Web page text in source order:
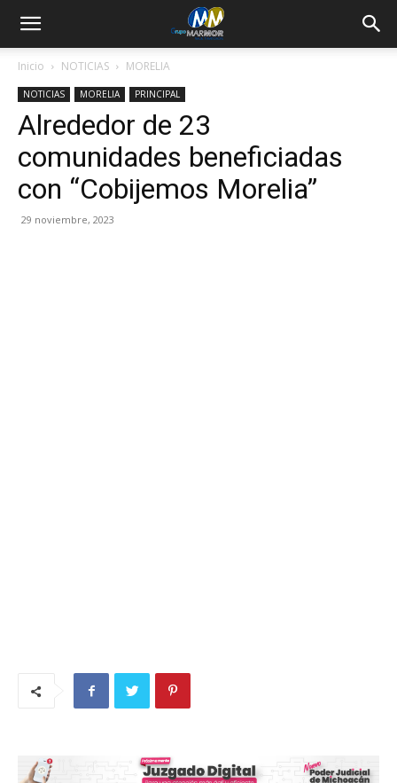
Inicio NOTICIAS MORELIA
NOTICIAS MORELIA PRINCIPAL
Alrededor de 23
comunidades beneficiadas
con “Cobijemos Morelia”
29 noviembre, 2023